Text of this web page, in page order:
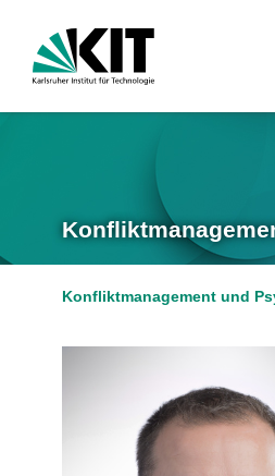
Konfliktmanagement und